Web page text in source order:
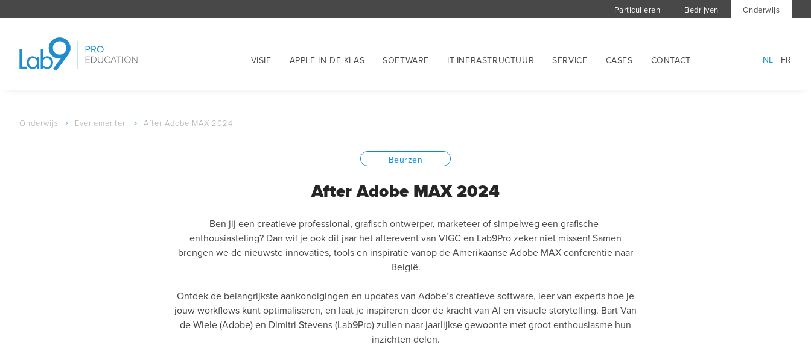
Particulieren Bedrijven Onderwijs
VISIE APPLE IN DE KLAS SOFTWARE IT-INFRASTRUCTUUR SERVICE CASES CONTACT NL FR
Onderwijs > Evenementen > After Adobe MAX 2024
Beurzen
After Adobe MAX 2024
Ben jij een creatieve professional, grafisch ontwerper, marketeer of simpelweg een grafische-
enthousiasteling? Dan wil je ook dit jaar het afterevent van VIGC en Lab9Pro zeker niet missen! Samen
brengen we de nieuwste innovaties, tools en inspiratie vanop de Amerikaanse Adobe MAX conferentie naar
België.
Ontdek de belangrijkste aankondigingen en updates van Adobe’s creatieve software, leer van experts hoe je
jouw workflows kunt optimaliseren, en laat je inspireren door de kracht van AI en visuele storytelling. Bart Van
de Wiele (Adobe) en Dimitri Stevens (Lab9Pro) zullen naar jaarlijkse gewoonte met groot enthousiasme hun
inzichten delen.